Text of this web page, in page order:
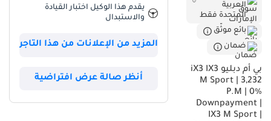
العربية
المتحدة فقط
بائع موثّق
ضمان
بي أم دبليو iX3 IX3
M Sport | 3,232
P.M | 0%
Downpayment |
IX3 M Sport |
يقدم هذا الوكيل اختبار القيادة
والاستبدال
المزيد من الإعلانات من هذا التاجر
أنظر صالة عرض افتراضية